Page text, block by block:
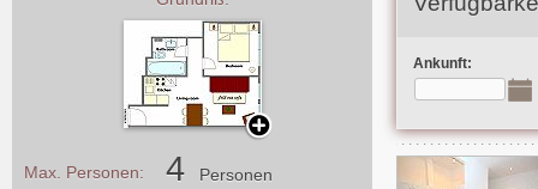
Ankunft:
Max. Personen: 4 Personen